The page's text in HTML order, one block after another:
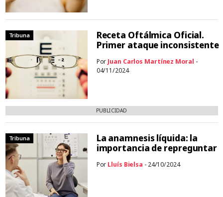
Tribuna
Receta Oftálmica Oficial.
Primer ataque inconsistente
Por Juan Carlos Martínez Moral -
04/11/2024
PUBLICIDAD
Tribuna
La anamnesis líquida: la
importancia de repreguntar
Por Lluís Bielsa - 24/10/2024